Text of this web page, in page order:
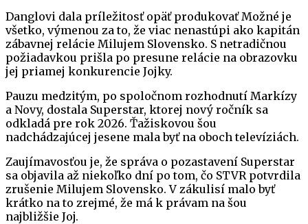
Danglovi dala príležitosť opäť produkovať Možné je
všetko, výmenou za to, že viac nenastúpi ako kapitán
zábavnej relácie Milujem Slovensko. S netradičnou
požiadavkou prišla po presune relácie na obrazovku
jej priamej konkurencie Jojky.
Pauzu medzitým, po spoločnom rozhodnutí Markízy
a Novy, dostala Superstar, ktorej nový ročník sa
odkladá pre rok 2026. Ťažiskovou šou
nadchádzajúcej jesene mala byť na oboch televíziách.
Zaujímavosťou je, že správa o pozastavení Superstar
sa objavila až niekoľko dní po tom, čo STVR potvrdila
zrušenie Milujem Slovensko. V zákulisí malo byť
krátko na to zrejmé, že má k právam na šou
najbližšie Joj.